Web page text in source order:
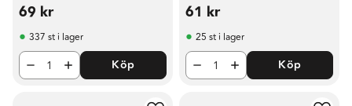
69 kr
337 st i lager
Köp
61 kr
25 st i lager
Köp